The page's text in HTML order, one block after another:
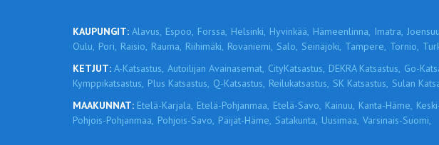
KAUPUNGIT: Alavus, Espoo, Forssa, Helsinki, Hyvinkää, Hämeenlinna, Imatra,
Oulu, Pori, Raisio, Rauma, Riihimäki, Rovaniemi, Salo, Seinäjoki, Tampere, Tornio,
KETJUT: A-Katsastus, Autoilijan Avainasemat, CityKatsastus, DEKRA Katsastus, Go-
Kymppikatsastus, Plus Katsastus, Q-Katsastus, Reilukatsastus, SK Katsastus, Sulan
MAAKUNNAT: Etelä-Karjala, Etelä-Pohjanmaa, Etelä-Savo, Kainuu, Kanta-Häme,
Pohjois-Pohjanmaa, Pohjois-Savo, Päijät-Häme, Satakunta, Uusimaa, Varsinais-Suomi,